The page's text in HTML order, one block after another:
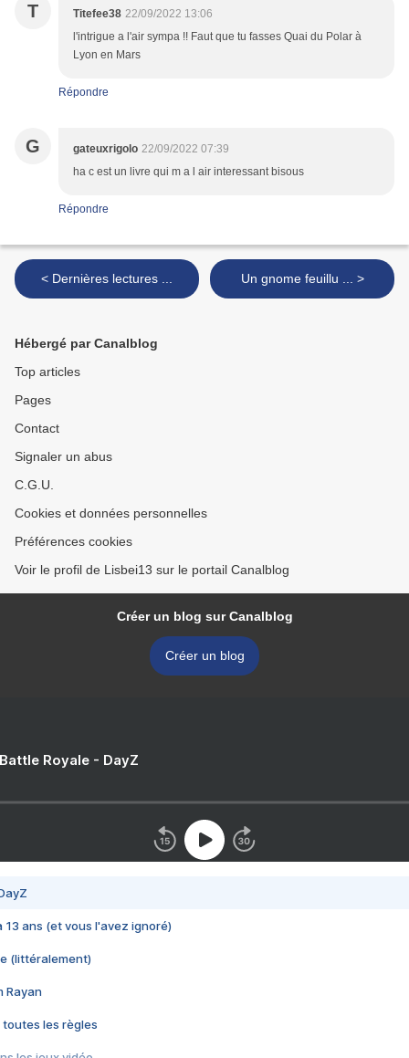
T Titefee38 22/09/2022 13:06
l'intrigue a l'air sympa !! Faut que tu fasses Quai du Polar à
Lyon en Mars
Répondre
G gateuxrigolo 22/09/2022 07:39
ha c est un livre qui m a l air interessant bisous
Répondre
< Dernières lectures ... Un gnome feuillu ... >
Hébergé par Canalblog
Top articles
Pages
Contact
Signaler un abus
C.G.U.
Cookies et données personnelles
Préférences cookies
Voir le profil de Lisbei13 sur le portail Canalblog
Créer un blog sur Canalblog
Créer un blog
Royale - DayZ
13 ans (et vous l'avez ignoré)
(littéralement)
Rayan
toutes les règles